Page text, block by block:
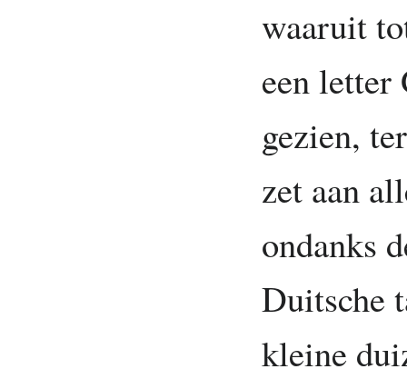
waaruit
een letter
gezien,
zet aan
ondanks
Duitsche
kleine